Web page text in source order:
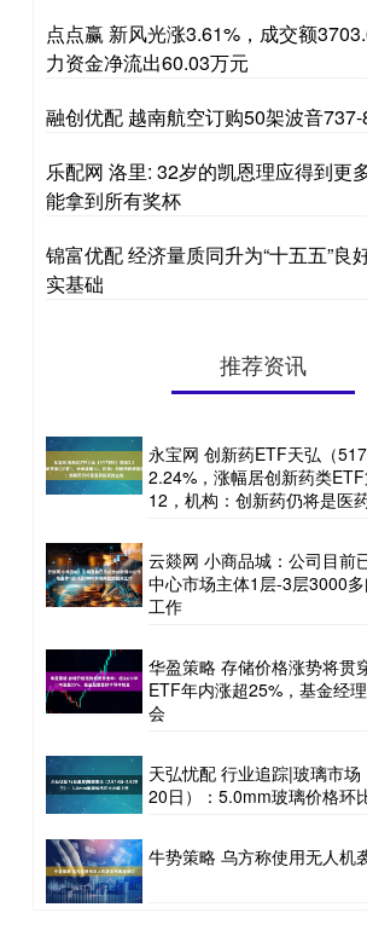
点点赢 新风光涨3.61%，成交额
力资金净流出60.03万元
融创优配 越南航空订购50架波音
乐配网 洛里: 32岁的凯恩理应得到更
能拿到所有奖杯
锦富优配 经济量质同升为“十五五”良
实基础
推荐资讯
永宝网 创新药ETF天弘（
2.24%，涨幅居创新药类
12，机构：创新药仍将是医
云燚网 小商品城：公司目前
中心市场主体1层-3层3000
工作
华盈策略 存储价格涨势将贯
ETF年内涨超25%，基金经
会
天弘忧配 行业追踪|玻璃市场
20日）：5.0mm玻璃价格环
牛势策略 乌方称使用无人机